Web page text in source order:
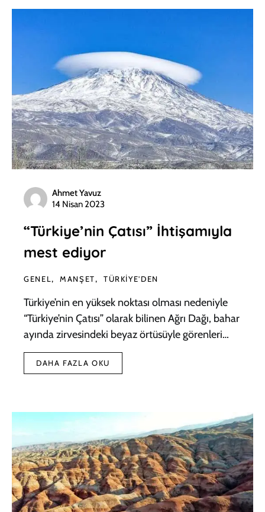
Ahmet Yavuz
14 Nisan 2023
“Türkiye’nin Çatısı” İhtişamıyla
mest ediyor
GENEL MANŞET TÜRKIYE'DEN
Türkiye’nin en yüksek noktası olması nedeniyle
“Türkiye’nin Çatısı” olarak bilinen Ağrı Dağı, bahar
ayında zirvesindeki beyaz örtüsüyle görenleri…
DAHA FAZLA OKU